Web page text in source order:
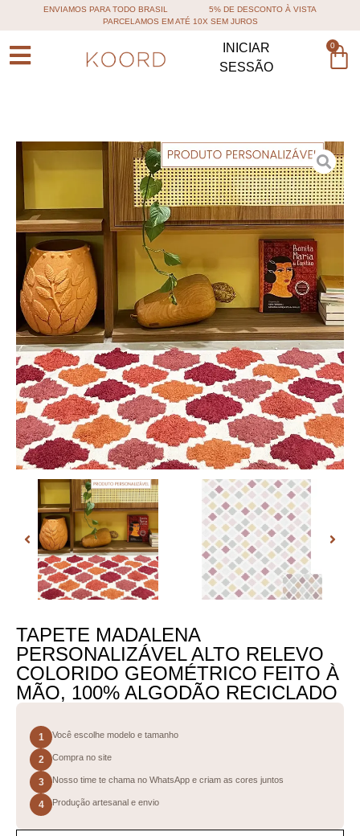
ENVIAMOS PARA TODO BRASIL
5% DE DESCONTO À VISTA
PARCELAMOS EM ATÉ 10X SEM JUROS
INICIAR
SESSÃO
0
TAPETE MADALENA
PERSONALIZÁVEL ALTO RELEVO
COLORIDO GEOMÉTRICO FEITO À
MÃO, 100% ALGODÃO RECICLADO
1 Você escolhe modelo e tamanho
2 Compra no site
3 Nosso time te chama no WhatsApp e criam as cores juntos
4 Produção artesanal e envio